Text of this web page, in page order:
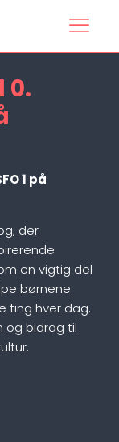
0.
1 på
der
en vigtig del
børnene
ting hver dag.
og bidrag til